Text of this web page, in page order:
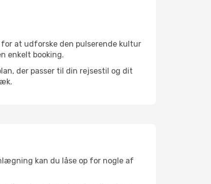
at udforske den pulserende kultur
enkelt booking.
der passer til din rejsestil og dit
kan du låse op for nogle af